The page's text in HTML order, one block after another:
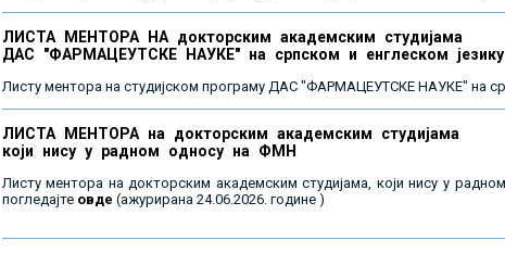
ЛИСТА МЕНТОРА НА докторским академским студијама
ДАС "ФАРМАЦЕУТСКЕ НАУКЕ" на српском и енглеском језику
Листу ментора на студијском програму ДАС "ФАРМАЦЕУТСКЕ НАУКЕ" на
ЛИСТА МЕНТОРА на докторским академским студијама
који нису у радном односу на ФМН
Листу ментора на докторским академским студијама, који нису у
погледајте овде (ажурирана 24.06.2026. године )